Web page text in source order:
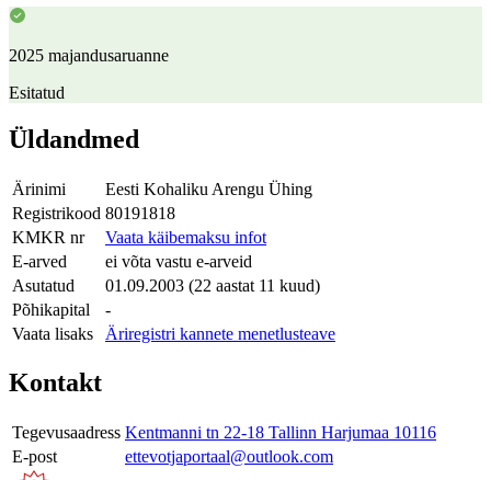
2025 majandusaruanne
Esitatud
Üldandmed
Ärinimi
Eesti Kohaliku Arengu Ühing
Registrikood 80191818
KMKR nr
Vaata käibemaksu infot
E-arved
ei võta vastu e-arveid
Asutatud
01.09.2003 (22 aastat 11 kuud)
Põhikapital
-
Vaata lisaks
Äriregistri kannete menetlusteave
Kontakt
Tegevusaadress Kentmanni tn 22-18 Tallinn Harjumaa 10116
E-post
ettevotjaportaal@outlook.com